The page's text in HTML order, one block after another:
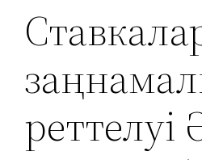
реттелуі